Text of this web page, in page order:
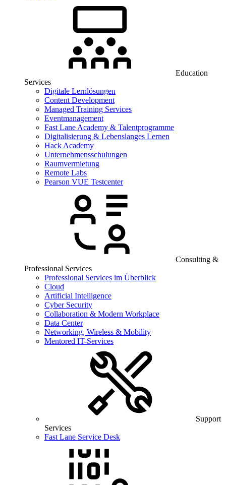
Education
Services
Digitale Lernlösungen
Content Development
Managed Training Services
Eventmanagement
Fast Lane Academy & Talentprogramme
Digitalisierung & Lebenslanges Lernen
Hack Academy
Unternehmensschulungen
Raumvermietung
Remote Labs
Pearson VUE Testcenter
Consulting &
Professional Services
Professional Services im Überblick
Cloud
Artificial Intelligence
Cyber Security
Collaboration & Modern Workplace
Data Center
Networking, Wireless & Mobility
Mentored IT-Services
Support
Services
Fast Lane Service Desk